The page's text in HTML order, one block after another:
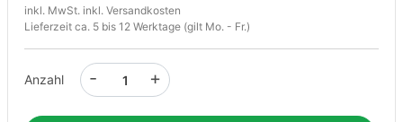
inkl. MwSt. inkl. Versandkosten
Lieferzeit ca. 5 bis 12 Werktage (gilt Mo. - Fr.)
Anzahl +
-